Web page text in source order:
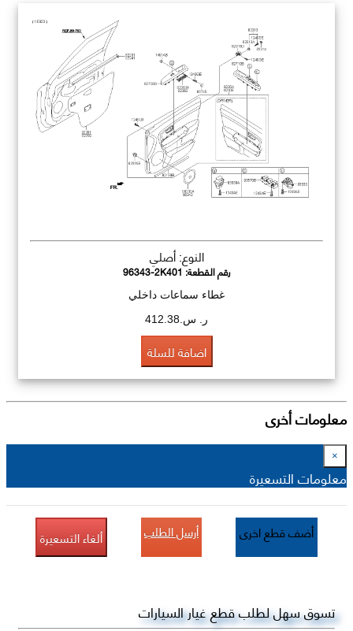
النوع: أصلي
رقم القطعة:96343-2K401
غطاء سماعات داخلي
ر. س.412.38
اضافة للسلة
معلومات أخرى
×
معلومات التسعيرة
أضف قطع اخرى أرسل الطلب ألغاء التسعيرة
تسوق سهل لطلب قطع غيار السيارات